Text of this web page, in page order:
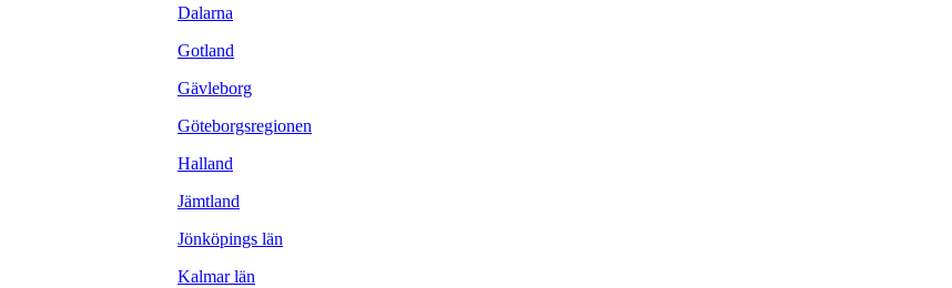
Dalarna
Gotland
Gävleborg
Göteborgsregionen
Halland
Jämtland
Jönköpings län
Kalmar län